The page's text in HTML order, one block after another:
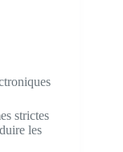
strictes
les